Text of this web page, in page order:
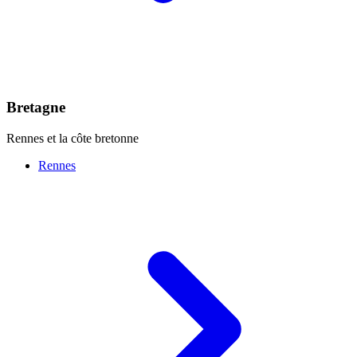
Bretagne
Rennes et la côte bretonne
Rennes